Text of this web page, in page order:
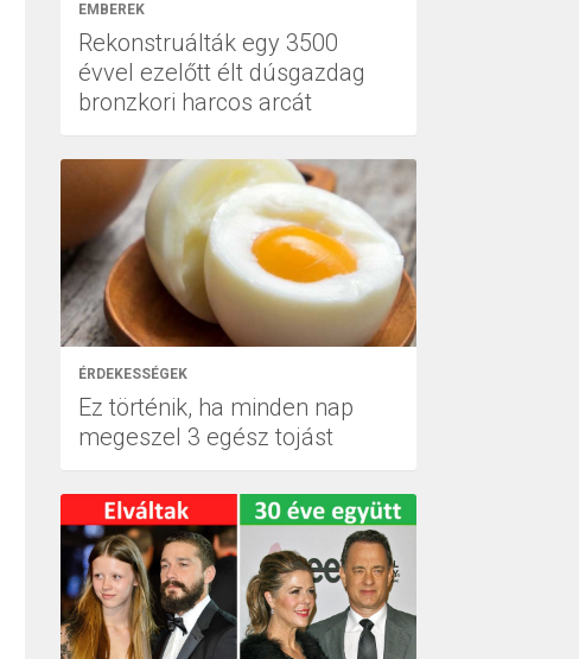
EMBEREK
Rekonstruálták egy 3500
évvel ezelőtt élt dúsgazdag
bronzkori harcos arcát
ÉRDEKESSÉGEK
Ez történik, ha minden nap
megeszel 3 egész tojást